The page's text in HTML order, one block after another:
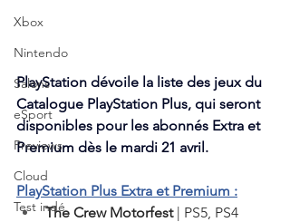
Xbox
Nintendo
Salons
eSport
Previews
Cloud
Test indé
PlayStation dévoile la liste des jeux du
Catalogue PlayStation Plus, qui seront
disponibles pour les abonnés Extra et
Premium dès le mardi 21 avril.
PlayStation Plus Extra et Premium :
The Crew Motorfest | PS5, PS4